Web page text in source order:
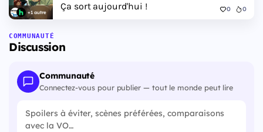
+1 autre
Ça sort aujourd'hui ! 0 0
COMMUNAUTÉ
Discussion
Communauté
Connectez-vous pour publier — tout le monde peut lire